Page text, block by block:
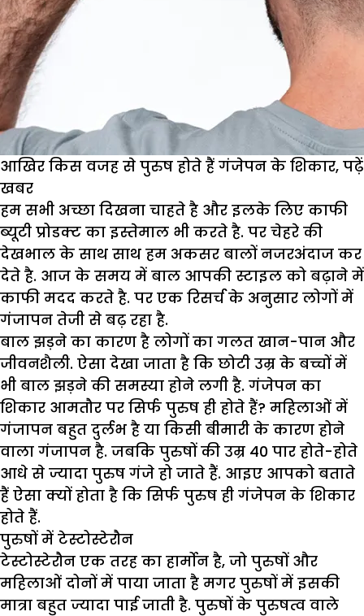
आखिर किस वजह से पुरुष होते हैं गंजेपन के शिकार, पढ़ें
खबर
हम सभी अच्छा दिखना चाहते है और इलके लिए काफी
ब्यूटी प्रोडक्ट का इस्तेमाल भी करते है. पर चेहरे की
देखभाल के साथ साथ हम अकसर बालों नजरअंदाज कर
देते है. आज के समय में बाल आपकी स्टाइल को बढ़ाने में
काफी मदद करते है. पर एक रिसर्च के अनुसार लोगों में
गंजापन तेजी से बढ़ रहा है.
बाल झड़ने का कारण है लोगों का गलत खान-पान और
जीवनशैली. ऐसा देखा जाता है कि छोटी उम्र के बच्चों में
भी बाल झड़ने की समस्या होने लगी है. गंजेपन का
शिकार आमतौर पर सिर्फ पुरुष ही होते हैं? महिलाओं में
गंजापन बहुत दुर्लभ है या किसी बीमारी के कारण होने
वाला गंजापन है. जबकि पुरुषों की उम्र 40 पार होते-होते
आधे से ज्यादा पुरुष गंजे हो जाते हैं. आइए आपको बताते
हैं ऐसा क्यों होता है कि सिर्फ पुरुष ही गंजेपन के शिकार
होते हैं.
पुरुषों में टेस्टोस्टेरौन
टेस्टोस्टेरौन एक तरह का हार्मोन है, जो पुरुषों और
महिलाओं दोनों में पाया जाता है मगर पुरुषों में इसकी
मात्रा बहुत ज्यादा पाई जाती है. पुरुषों के पुरुषत्व वाले